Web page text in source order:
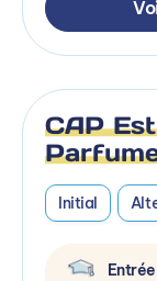
CAP
Initial